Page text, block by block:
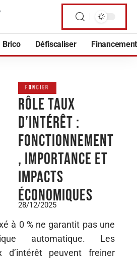
Brico Défiscaliser Financement
FONCIER
Rôle taux
d’intérêt :
fonctionnement
, importance et
impacts
économiques
28/12/2025
à 0 % ne garantit pas une
automatique. Les
d’intérêt peuvent freiner